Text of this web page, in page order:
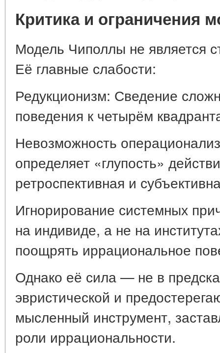
Критика и ограничения
Модель Чиполлы не является
Её главные слабости:
Редукционизм: Сведение
поведения к четырём
Невозможность
определяет «глупость»
ретроспективная и
Игнорирование системных
на индивиде, а не на
поощрять иррациональное
Однако её сила — не в
эвристической и
мысленный инструмент,
роли иррациональности.